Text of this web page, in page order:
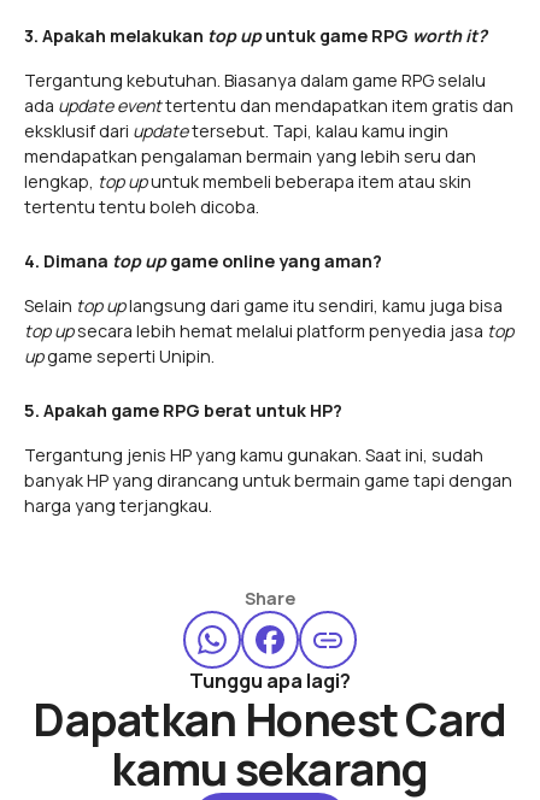
3. Apakah melakukan top upuntuk game RPG worth it?
Tergantung kebutuhan. Biasanya dalam game RPG selalu
ada update eventtertentu dan mendapatkan item gratis dan
eksklusif dari updatetersebut. Tapi, kalau kamu ingin
mendapatkan pengalaman bermain yang lebih seru dan
lengkap, top upuntuk membeli beberapa item atau skin
tertentu tentu boleh dicoba.
4. Dimana top upgame online yang aman?
Selain top uplangsung dari game itu sendiri, kamu juga bisa
top upsecara lebih hemat melalui platform penyedia jasa top
upgame seperti Unipin.
5. Apakah game RPG berat untuk HP?
Tergantung jenis HP yang kamu gunakan. Saat ini, sudah
banyak HP yang dirancang untuk bermain game tapi dengan
harga yang terjangkau.
Share
Tunggu apa lagi?
Dapatkan Honest Card
kamu sekarang